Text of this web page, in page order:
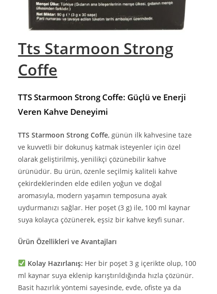
Tts Starmoon Strong
Coffe
TTS Starmoon Strong Coffe: Güçlü ve Enerji
Veren Kahve Deneyimi
TTS Starmoon Strong Coffe, günün ilk kahvesine taze
ve kuvvetli bir dokunuş katmak isteyenler için özel
olarak geliştirilmiş, yenilikçi çözünebilir kahve
ürünüdür. Bu ürün, özenle seçilmiş kaliteli kahve
çekirdeklerinden elde edilen yoğun ve doğal
aromasıyla, modern yaşamın temposuna ayak
uydurmanızı sağlar. Her poşet (3 g) ile, 100 ml kaynar
suya kolayca çözünerek, eşsiz bir kahve keyfi sunar.
Ürün Özellikleri ve Avantajları
Kolay Hazırlanış: Her bir poşet 3 g içerikte olup, 100
ml kaynar suya eklenip karıştırıldığında hızla çözünür.
Basit hazırlık yöntemi sayesinde, evde, ofiste ya da